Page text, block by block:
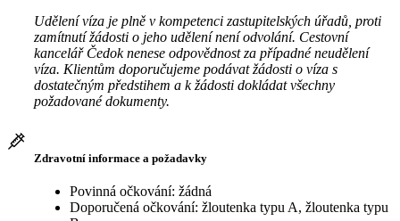
Udělení víza je plně v kompetenci zastupitelských úřadů, proti
zamítnutí žádosti o jeho udělení není odvolání. Cestovní
kancelář Čedok nenese odpovědnost za případné neudělení
víza. Klientům doporučujeme podávat žádosti o víza s
dostatečným předstihem a k žádosti dokládat všechny
požadované dokumenty.
Zdravotní informace a požadavky
Povinná očkování: žádná
Doporučená očkování: žloutenka typu A, žloutenka typu